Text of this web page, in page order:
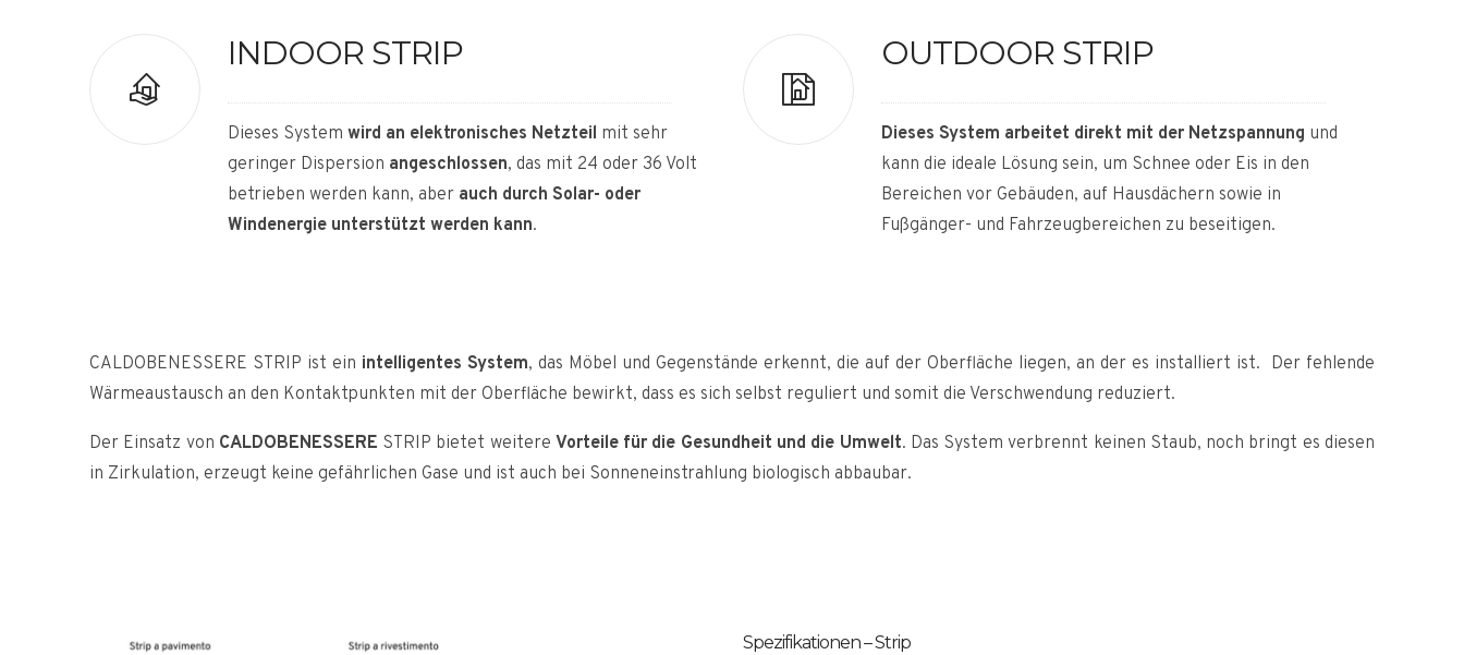
INDOOR STRIP
Dieses System wird an elektronisches Netzteil mit sehr
geringer Dispersion angeschlossen, das mit 24 oder 36 Volt
betrieben werden kann, aber auch durch Solar- oder
Windenergie unterstützt werden kann.
OUTDOOR STRIP
Dieses System arbeitet direkt mit der Netzspannung und
kann die ideale Lösung sein, um Schnee oder Eis in den
Bereichen vor Gebäuden, auf Hausdächern sowie in
Fußgänger- und Fahrzeugbereichen zu beseitigen.
CALDOBENESSERE STRIP ist ein intelligentes System, das Möbel und Gegenstände erkennt, die auf der Oberfläche liegen, an der es installiert ist. Der fehlende
Wärmeaustausch an den Kontaktpunkten mit der Oberfläche bewirkt, dass es sich selbst reguliert und somit die Verschwendung reduziert.
Der Einsatz von CALDOBENESSERE STRIP bietet weitere Vorteile für die Gesundheit und die Umwelt. Das System verbrennt keinen Staub, noch bringt es diesen
in Zirkulation, erzeugt keine gefährlichen Gase und ist auch bei Sonneneinstrahlung biologisch abbaubar.
Spezifikationen – Strip